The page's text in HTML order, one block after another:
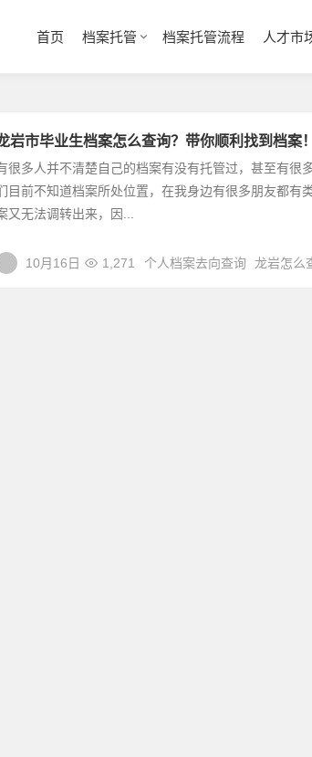
首页 档案托管 档案托管流程 人才市
岩市毕业生档案怎么查询？带你顺利找到档案！
很多人并不清楚自己的档案有没有托管过，甚至有很
目前不知道档案所处位置，在我身边有很多朋友都有
又无法调转出来，因...
10月16日 1,271 个人档案去向查询 龙岩怎么